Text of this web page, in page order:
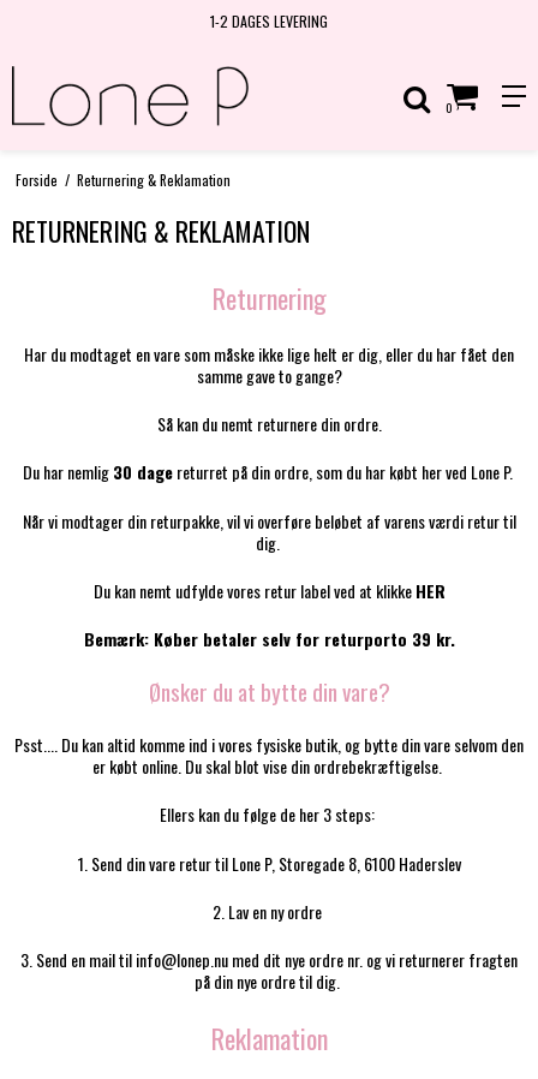
1-2 DAGES LEVERING
0
Forside / Returnering & Reklamation
RETURNERING & REKLAMATION
Returnering
Har du modtaget en vare som måske ikke lige helt er dig, eller du har fået den
samme gave to gange?
Så kan du nemt returnere din ordre.
Du har nemlig30 dagereturret på din ordre, som du har købt her ved Lone P.
Når vi modtager din returpakke, vil vi overføre beløbet af varens værdi retur til
dig.
Du kan nemt udfylde vores retur label ved at klikkeHER
Bemærk: Køber betaler selv for returporto 39 kr.
Ønsker du at bytte din vare?
Psst.... Du kan altid komme ind i vores fysiske butik, og bytte din vare selvom den
er købt online. Du skal blot vise din ordrebekræftigelse.
Ellers kan du følge de her 3 steps:
1. Send din vare retur til Lone P, Storegade 8, 6100 Haderslev
2. Lav en ny ordre
3. Send en mail til info@lonep.nu med dit nye ordre nr. og vi returnerer fragten
på din nye ordre til dig.
Reklamation